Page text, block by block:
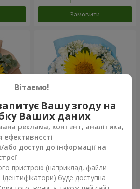
Замовити
Букет "Промінь сонця
золотий"
Замовити
Вітаємо!
Вашу згоду на
Ваших даних
реклама, контент, аналітика,
ефективності
або доступ до інформації на
пристрою (наприклад, файли
ідентифікатори) буде доступна